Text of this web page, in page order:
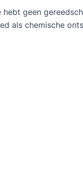
geen
als chemische